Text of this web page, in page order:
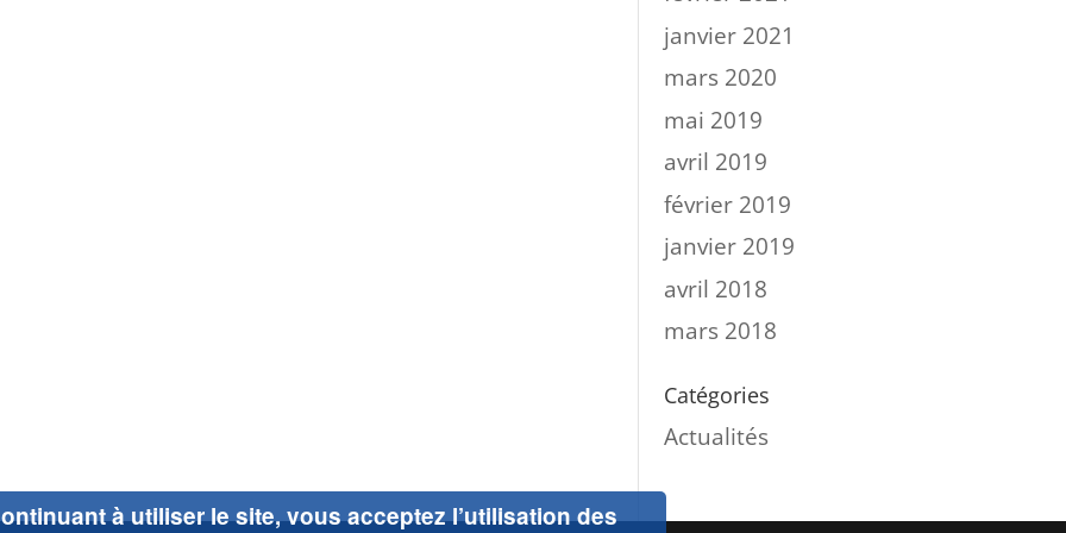
janvier 2021
mars 2020
mai 2019
avril 2019
février 2019
janvier 2019
avril 2018
mars 2018
Catégories
Actualités
à utiliser le site, vous acceptez l’utilisation des